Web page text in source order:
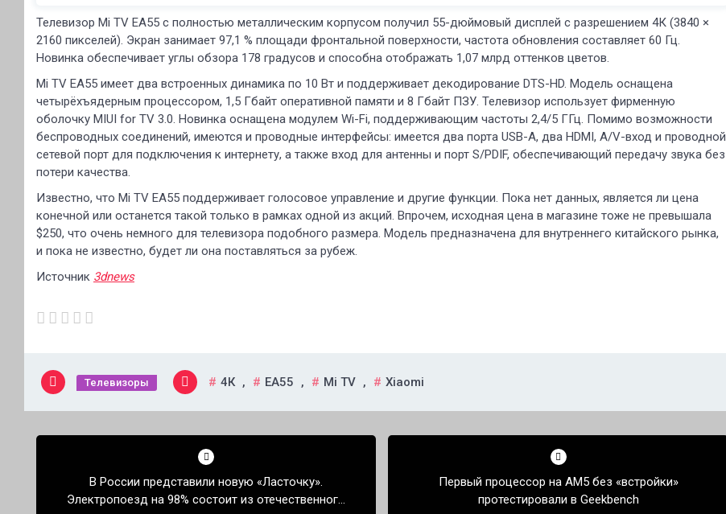
Телевизор Mi TV EA55 с полностью металлическим корпусом получил 55-дюймовый дисплей с разрешением 4К (3840 ×
2160 пикселей). Экран занимает 97,1 % площади фронтальной поверхности, частота обновления составляет 60 Гц.
Новинка обеспечивает углы обзора 178 градусов и способна отображать 1,07 млрд оттенков цветов.
Mi TV EA55 имеет два встроенных динамика по 10 Вт и поддерживает декодирование DTS-HD. Модель оснащена
четырёхъядерным процессором, 1,5 Гбайт оперативной памяти и 8 Гбайт ПЗУ. Телевизор использует фирменную
оболочку MIUI for TV 3.0. Новинка оснащена модулем Wi-Fi, поддерживающим частоты 2,4/5 ГГц. Помимо возможности
беспроводных соединений, имеются и проводные интерфейсы: имеется два порта USB-A, два HDMI, A/V-вход и проводной
сетевой порт для подключения к интернету, а также вход для антенны и порт S/PDIF, обеспечивающий передачу звука без
потери качества.
Известно, что Mi TV EA55 поддерживает голосовое управление и другие функции. Пока нет данных, является ли цена
конечной или останется такой только в рамках одной из акций. Впрочем, исходная цена в магазине тоже не превышала
$250, что очень немного для телевизора подобного размера. Модель предназначена для внутреннего китайского рынка,
и пока не известно, будет ли она поставляться за рубеж.
Источник 3dnews
Телевизоры 4К , EA55 , Mi TV , Xiaomi
Навигация
записямВ России представили новую «Ласточку».
Электропоезд на 98% состоит из отечественного
Первый процессор на AM5 без «встройки»
протестировали в Geekbench